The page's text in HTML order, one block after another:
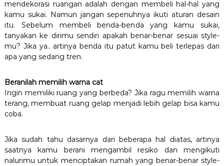
mendekorasi ruangan adalah dengan membeli hal-hal yang
kamu sukai. Namun jangan sepenuhnya ikuti aturan desain
itu. Sebelum membeli benda-benda yang kamu sukai,
tanyakan ke dirimu sendiri apakah benar-benar sesuai style-
mu? Jika ya.. artinya benda itu patut kamu beli terlepas dari
apa yang sedang tren.
Beranilah memilih warna cat
Ingin memiliki ruang yang berbeda? Jika ragu memilih warna
terang, membuat ruang gelap menjadi lebih gelap bisa kamu
coba.
Jika sudah tahu dasarnya dari beberapa hal diatas, artinya
saatnya kamu berani mengambil resiko dan mengikuti
nalurimu untuk menciptakan rumah yang benar-benar style-